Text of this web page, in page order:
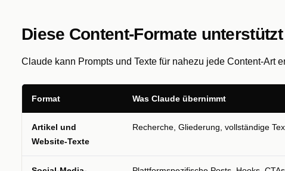
Diese Content-Formate
Claude kann Prompts und Texte für nahezu jede Content-Art
Format Was Claude übernimmt
Artikel und
Website-Texte
Recherche, Gliederung, vollständige